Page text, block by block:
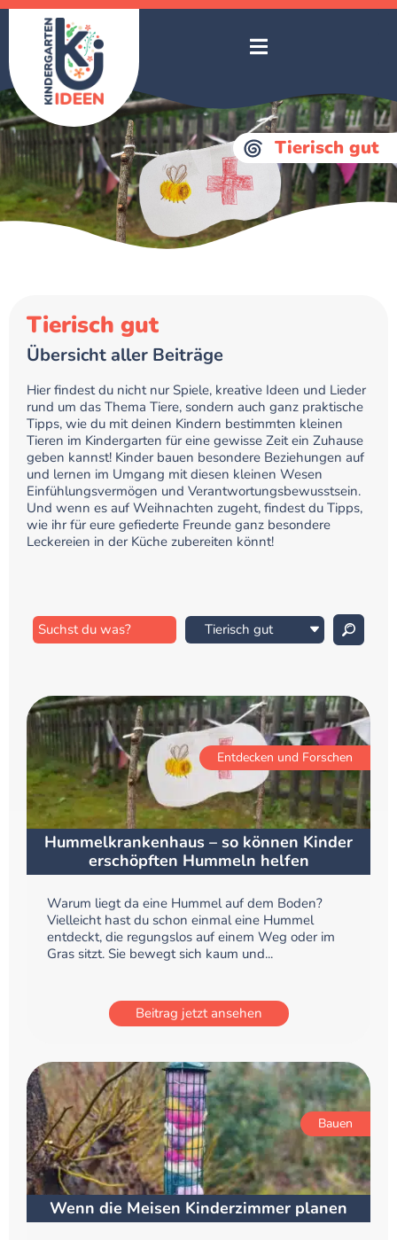
Tierisch gut
Tierisch gut
Übersicht aller Beiträge
Hier findest du nicht nur Spiele, kreative Ideen und Lieder
rund um das Thema Tiere, sondern auch ganz praktische
Tipps, wie du mit deinen Kindern bestimmten kleinen
Tieren im Kindergarten für eine gewisse Zeit ein Zuhause
geben kannst! Kinder bauen besondere Beziehungen auf
und lernen im Umgang mit diesen kleinen Wesen
Einfühlungsvermögen und Verantwortungsbewusstsein.
Und wenn es auf Weihnachten zugeht, findest du Tipps,
wie ihr für eure gefiederte Freunde ganz besondere
Leckereien in der Küche zubereiten könnt!
Entdecken und Forschen
Hummelkrankenhaus – so können Kinder
erschöpften Hummeln helfen
Warum liegt da eine Hummel auf dem Boden?
Vielleicht hast du schon einmal eine Hummel
entdeckt, die regungslos auf einem Weg oder im
Gras sitzt. Sie bewegt sich kaum und...
Beitrag jetzt ansehen
Bauen
Wenn die Meisen Kinderzimmer planen